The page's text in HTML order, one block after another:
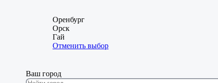
Оренбург
Орск
Гай
Отменить выбор
Ваш город